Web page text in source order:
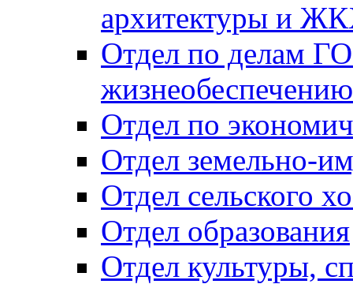
архитектуры и
Отдел по делам
Отдел по
Отдел земельно-
Отдел сельского
Отдел образования
Отдел культуры,